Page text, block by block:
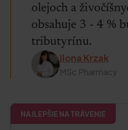
olejoch a
obsahuje 3 - 4 %
tributyrínu.
Ilona Krzak
MSc Pharmacy
NAJLEPŠIE NA TRÁVENIE